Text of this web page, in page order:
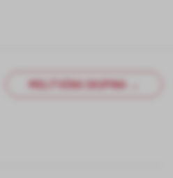
MOLITVENA SKUPINA →